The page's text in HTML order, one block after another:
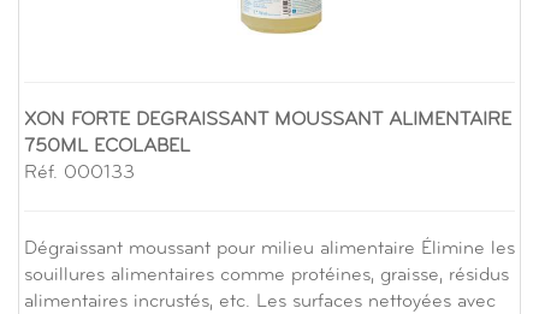
XON FORTE DEGRAISSANT MOUSSANT ALIMENTAIRE
750ML ECOLABEL
Réf. 000133
Dégraissant moussant pour milieu alimentaire Élimine les
souillures alimentaires comme protéines, graisse, résidus
alimentaires incrustés, etc. Les surfaces nettoyées avec